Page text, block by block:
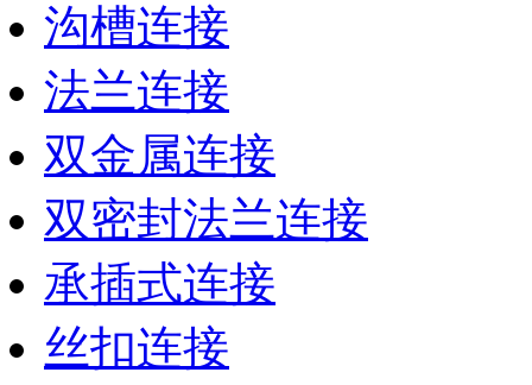
沟槽连接
法兰连接
双金属连接
双密封法兰连接
承插式连接
丝扣连接